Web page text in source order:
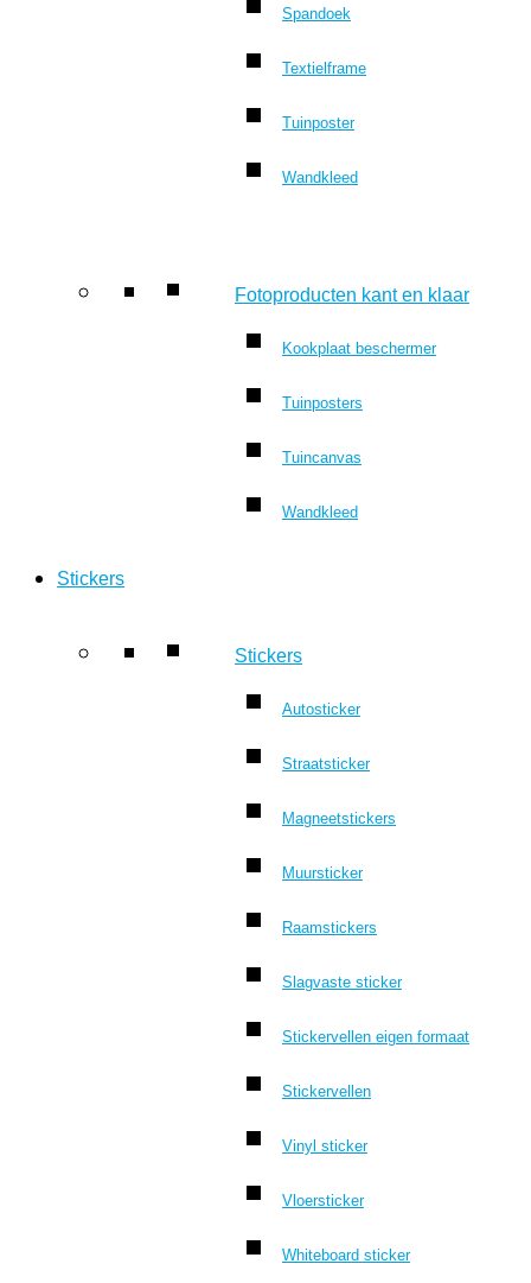
Spandoek
Textielframe
Tuinposter
Wandkleed
Fotoproducten kant en klaar
Kookplaat beschermer
Tuinposters
Tuincanvas
Wandkleed
Stickers
Stickers
Autosticker
Straatsticker
Magneetstickers
Muursticker
Raamstickers
Slagvaste sticker
Stickervellen eigen formaat
Stickervellen
Vinyl sticker
Vloersticker
Whiteboard sticker